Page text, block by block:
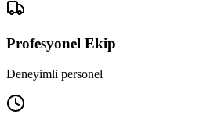
Profesyonel Ekip
Deneyimli personel